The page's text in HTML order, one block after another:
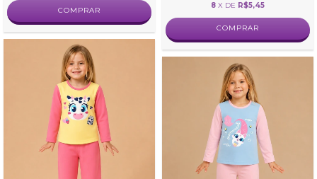
COMPRAR
8 X DE R$5,45
COMPRAR